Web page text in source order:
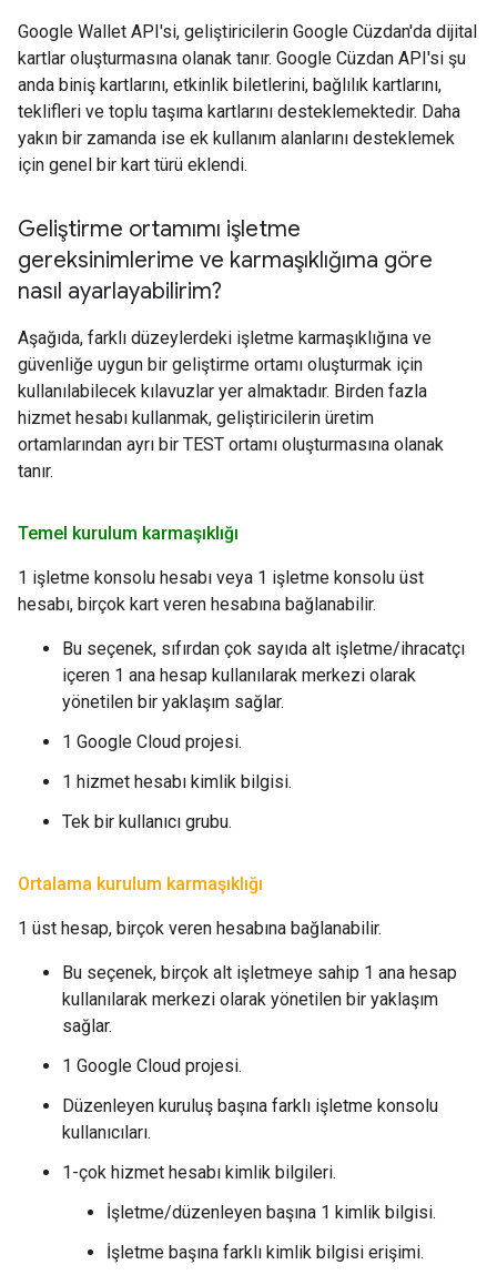
Google Wallet API'si, geliştiricilerin Google Cüzdan'da dijital
kartlar oluşturmasına olanak tanır. Google Cüzdan API'si şu
anda biniş kartlarını, etkinlik biletlerini, bağlılık kartlarını,
teklifleri ve toplu taşıma kartlarını desteklemektedir. Daha
yakın bir zamanda ise ek kullanım alanlarını desteklemek
için genel bir kart türü eklendi.
Geliştirme ortamımı işletme
gereksinimlerime ve karmaşıklığıma göre
nasıl ayarlayabilirim?
Aşağıda, farklı düzeylerdeki işletme karmaşıklığına ve
güvenliğe uygun bir geliştirme ortamı oluşturmak için
kullanılabilecek kılavuzlar yer almaktadır. Birden fazla
hizmet hesabı kullanmak, geliştiricilerin üretim
ortamlarından ayrı bir TEST ortamı oluşturmasına olanak
tanır.
Temel kurulum karmaşıklığı
1 işletme konsolu hesabı veya 1 işletme konsolu üst
hesabı, birçok kart veren hesabına bağlanabilir.
Bu seçenek, sıfırdan çok sayıda alt işletme/ihracatçı
içeren 1 ana hesap kullanılarak merkezi olarak
yönetilen bir yaklaşım sağlar.
1 Google Cloud projesi.
1 hizmet hesabı kimlik bilgisi.
Tek bir kullanıcı grubu.
Ortalama kurulum karmaşıklığı
1 üst hesap, birçok veren hesabına bağlanabilir.
Bu seçenek, birçok alt işletmeye sahip 1 ana hesap
kullanılarak merkezi olarak yönetilen bir yaklaşım
sağlar.
1 Google Cloud projesi.
Düzenleyen kuruluş başına farklı işletme konsolu
kullanıcıları.
1-çok hizmet hesabı kimlik bilgileri.
İşletme/düzenleyen başına 1 kimlik bilgisi.
İşletme başına farklı kimlik bilgisi erişimi.